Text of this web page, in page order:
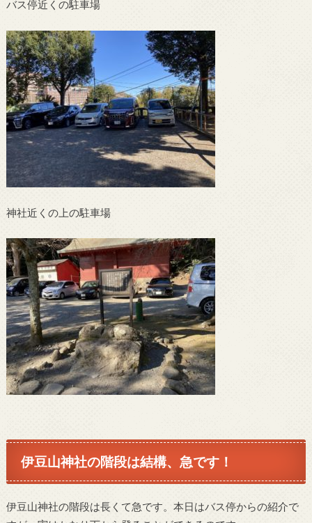
バス停近くの駐車場
神社近くの上の駐車場
伊豆山神社の階段は結構、急です！
伊豆山神社の階段は長くて急です。本日はバス停からの紹介で